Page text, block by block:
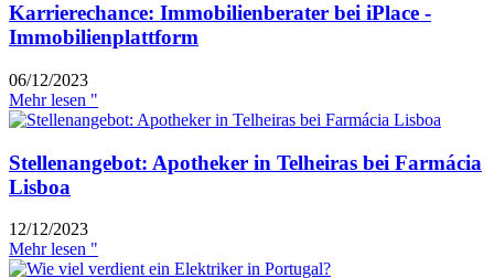
Karrierechance: Immobilienberater bei iPlace -
Immobilienplattform
06/12/2023
Mehr lesen "
Stellenangebot: Apotheker in Telheiras bei Farmácia
Lisboa
12/12/2023
Mehr lesen "